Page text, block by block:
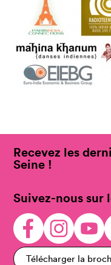
Recevez les
Seine !
Suivez-nous sur
Télécharger la